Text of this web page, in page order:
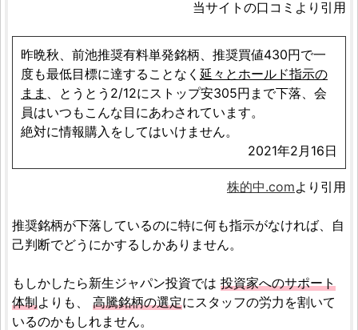
当サイトの口コミより引用
昨晩秋、前池推奨有料単発銘柄、推奨買値430円で一
度も最低目標に達することなく 延々とホールド指示の
まま
、とうとう2/12にストップ安305円まで下落、会
員はいつもこんな目にあわされています。
絶対に情報購入をしてはいけません。
2021年2月16日
株的中.comより引用
推奨銘柄が下落しているのに特に何も指示がなければ、自
己判断でどうにかするしかありません。
もしかしたら新生ジャパン投資では 投資家へのサポート
体制よりも、 高騰銘柄の選定にスタッフの労力を割いて
いるのかもしれません。